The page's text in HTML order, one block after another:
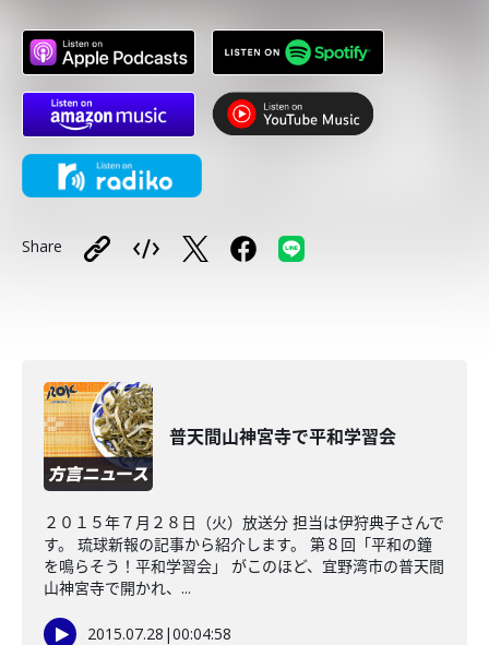
Share
普天間山神宮寺で平和学習会
２０１５年７月２８日（火）放送分 担当は伊狩典子さんで
す。 琉球新報の記事から紹介します。 第８回「平和の鐘
を鳴らそう！平和学習会」 がこのほど、宜野湾市の普天間
山神宮寺で開かれ、...
2015.07.28 |00:04:58